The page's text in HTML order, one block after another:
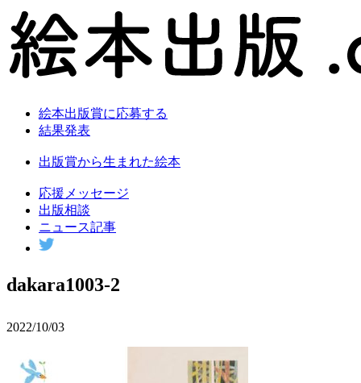
絵本出版賞に応募する
結果発表
出版賞から生まれた絵本
応援メッセージ
出版相談
ニュース記事
dakara1003-2
2022/10/03